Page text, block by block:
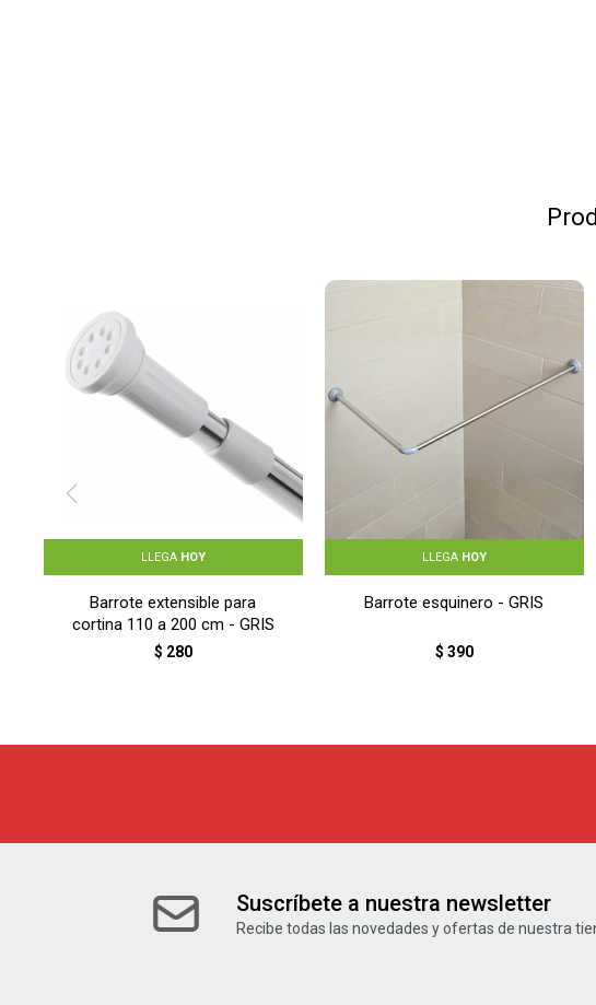
LLEGA HOY
Barrote extensible para
cortina 110 a 200 cm - GRIS
$ 280
LLEGA HOY
Barrote esquinero - GRIS
$ 390
Suscríbete a nuestra newsletter
Recibe todas las novedades y ofertas de nuestra